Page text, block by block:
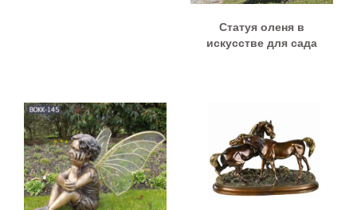
Статуя оленя в
искусстве для сада